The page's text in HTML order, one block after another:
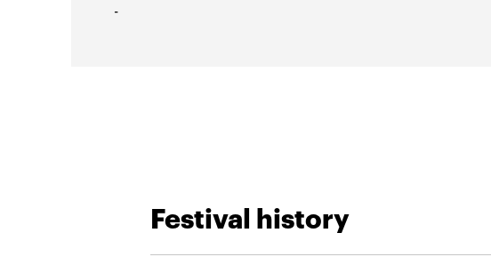
-
Festival history